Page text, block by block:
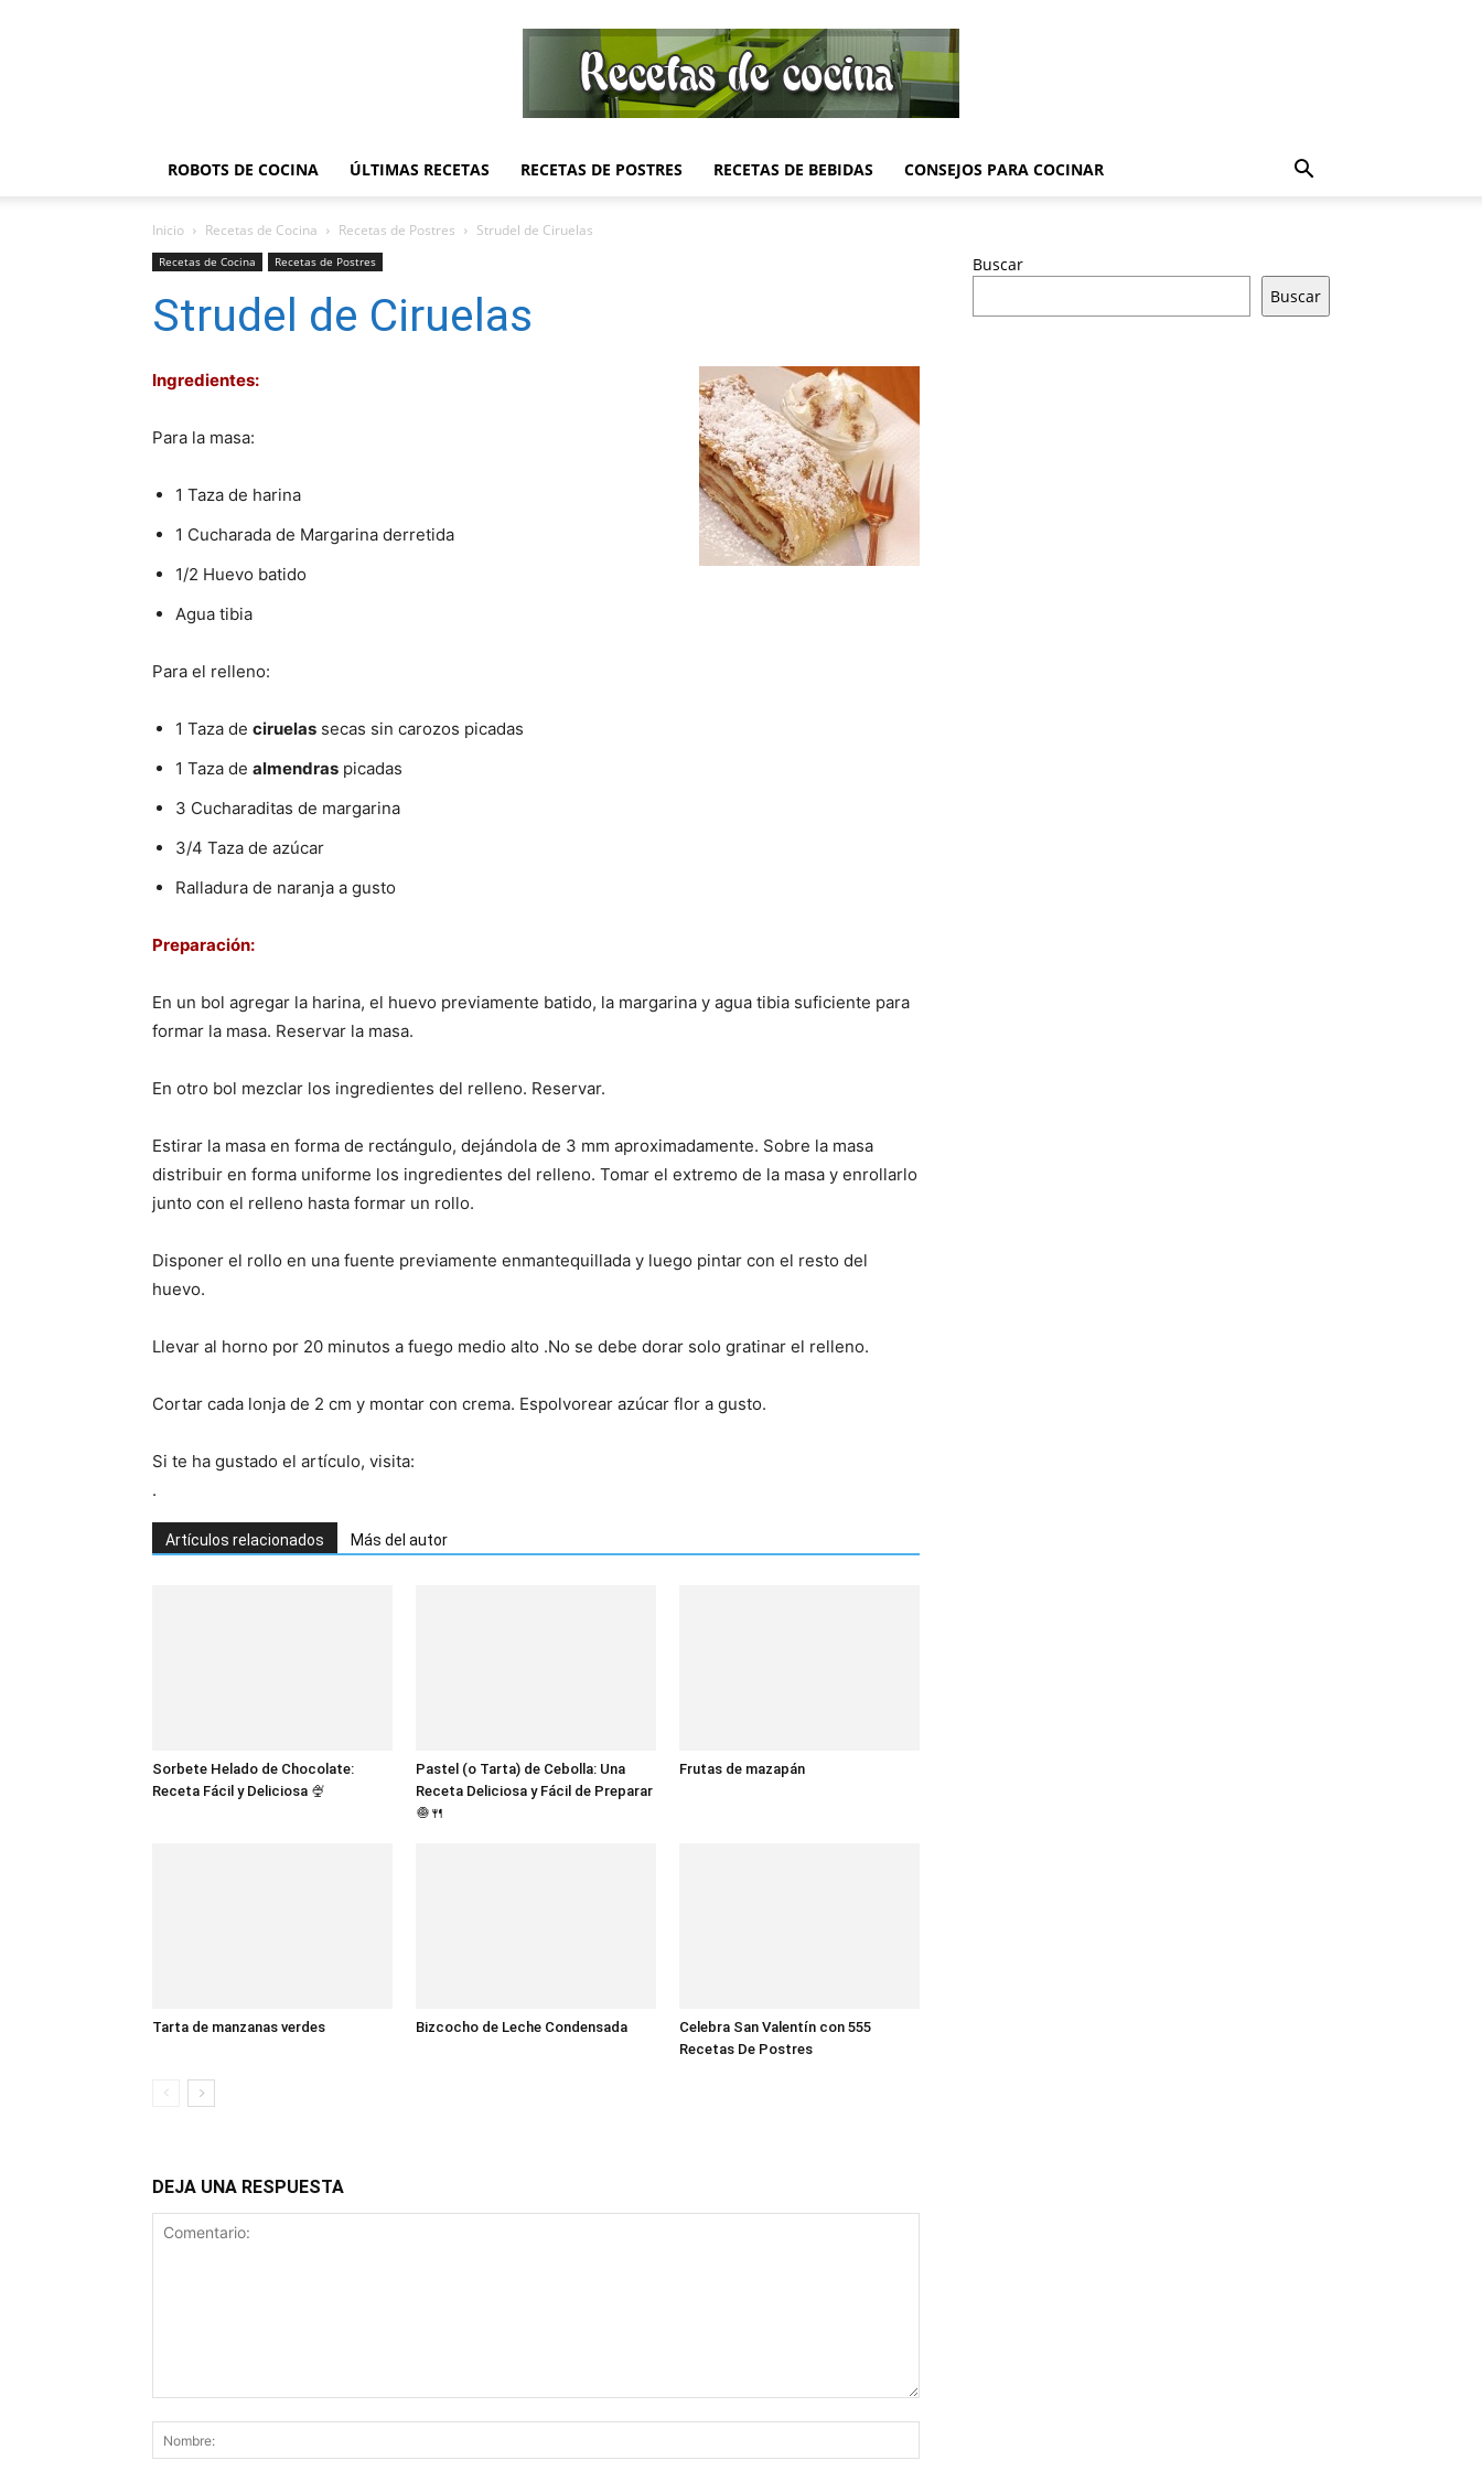
Cocina
ROBOTS DE COCINA ÚLTIMAS RECETAS RECETAS DE POSTRES RECETAS DE BEBIDAS CONSEJOS PARA COCINAR
Inicio Recetas de Cocina Recetas de Postres Strudel de Ciruelas
Recetas de Cocina Recetas de Postres
Strudel de Ciruelas
Ingredientes:
Para la masa:
1 Taza de harina
1 Cucharada de Margarina derretida
1/2 Huevo batido
Agua tibia
Para el relleno:
1 Taza de ciruelas secas sin carozos picadas
1 Taza de almendras picadas
3 Cucharaditas de margarina
3/4 Taza de azúcar
Ralladura de naranja a gusto
Preparación:
En un bol agregar la harina, el huevo previamente batido, la margarina y agua tibia suficiente para
formar la masa. Reservar la masa.
En otro bol mezclar los ingredientes del relleno. Reservar.
Estirar la masa en forma de rectángulo, dejándola de 3 mm aproximadamente. Sobre la masa
distribuir en forma uniforme los ingredientes del relleno. Tomar el extremo de la masa y enrollarlo
junto con el relleno hasta formar un rollo.
Disponer el rollo en una fuente previamente enmantequillada y luego pintar con el resto del
huevo.
Llevar al horno por 20 minutos a fuego medio alto .No se debe dorar solo gratinar el relleno.
Cortar cada lonja de 2 cm y montar con crema. Espolvorear azúcar flor a gusto.
Si te ha gustado el artículo, visita:
.
Artículos relacionados Más del autor
Sorbete Helado de Chocolate:
Receta Fácil y Deliciosa 🍨
Pastel (o Tarta) de Cebolla: Una
Receta Deliciosa y Fácil de Preparar
🧅🍴
Frutas de mazapán
Tarta de manzanas verdes Bizcocho de Leche Condensada
Celebra San Valentín con 555
Recetas De Postres
DEJA UNA RESPUESTA
Buscar
Buscar